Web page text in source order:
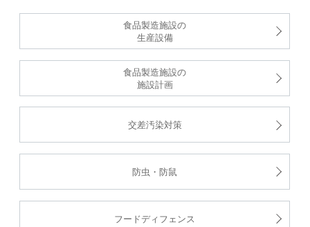
食品製造施設の
生産設備
食品製造施設の
施設計画
交差汚染対策
防虫・防鼠
フードディフェンス